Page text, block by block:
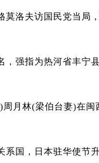
洛夫访国民党当局，
强指为热河省丰宁县
林(梁伯台妻)在闽
国，日本驻华使节升